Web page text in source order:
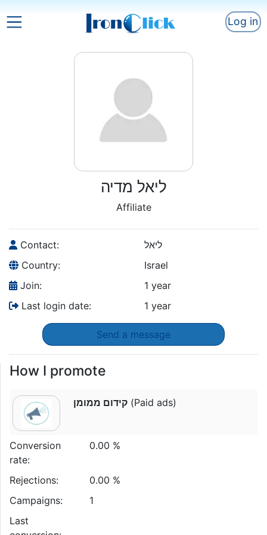
Log in
ליאל מדיה
Affiliate
Contact:
ליאל
Country:
Israel
Join:
1 year
Last login date:
1 year
Send a message
How I promote
קידום ממומן(Paid ads)
Conversion
rate:
0.00 %
Rejections:
0.00 %
Campaigns:
1
Last